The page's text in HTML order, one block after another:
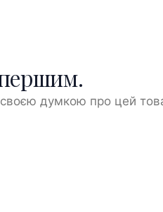
думкою про цей